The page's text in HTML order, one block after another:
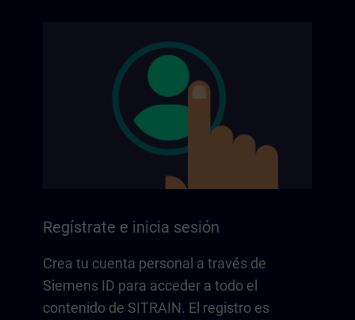
Regístrate e inicia sesión
Crea tu cuenta personal a través de
Siemens ID para acceder a todo el
contenido de SITRAIN. El registro es